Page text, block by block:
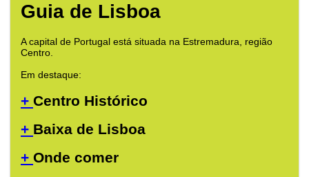
Guia de Lisboa
A capital de Portugal está situada na Estremadura, região
Centro.
Em destaque:
+ Centro Histórico
+ Baixa de Lisboa
+ Onde comer